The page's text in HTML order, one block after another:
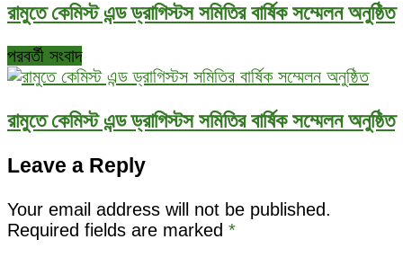
রামুতে কেমিস্ট এন্ড ড্রাগিস্টস সমিতির বার্ষিক সম্মেলন অনুষ্ঠিত
পরবর্তী সংবাদ
রামুতে কেমিস্ট এন্ড ড্রাগিস্টস সমিতির বার্ষিক সম্মেলন অনুষ্ঠিত
Leave a Reply
Your email address will not be published.
Required fields are marked *